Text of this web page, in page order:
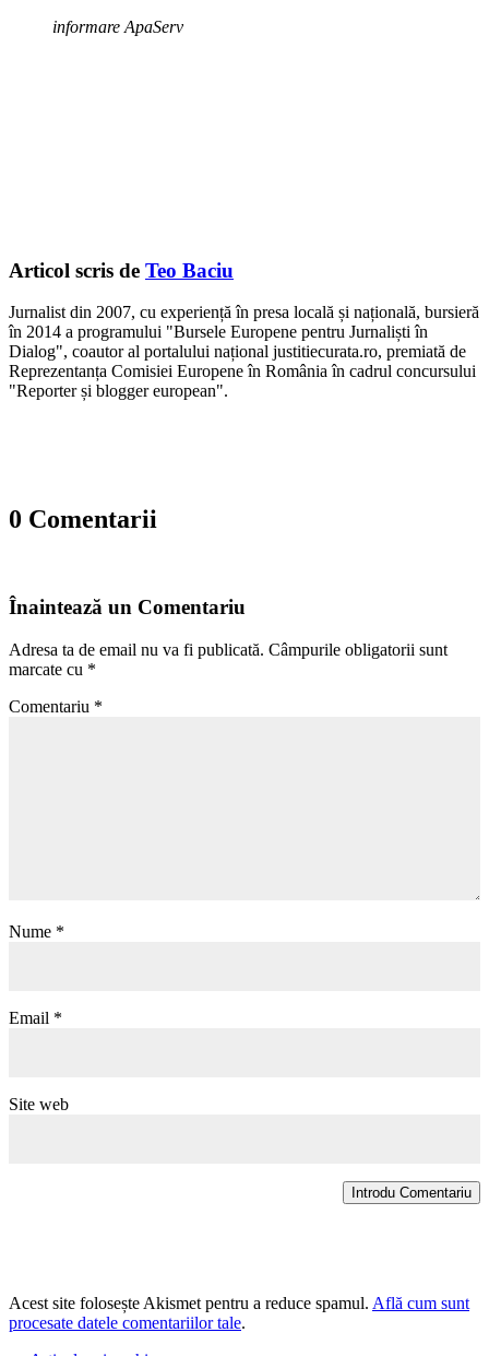
informare ApaServ
Articol scris de Teo Baciu
Jurnalist din 2007, cu experiență în presa locală și națională, bursieră
în 2014 a programului "Bursele Europene pentru Jurnaliști în
Dialog", coautor al portalului național justitiecurata.ro, premiată de
Reprezentanța Comisiei Europene în România în cadrul concursului
"Reporter și blogger european".
0 Comentarii
Înaintează un Comentariu
Adresa ta de email nu va fi publicată. Câmpurile obligatorii sunt
marcate cu *
Comentariu *
Nume *
Email *
Site web
Introdu Comentariu
Acest site folosește Akismet pentru a reduce spamul. Află cum sunt
procesate datele comentariilor tale.